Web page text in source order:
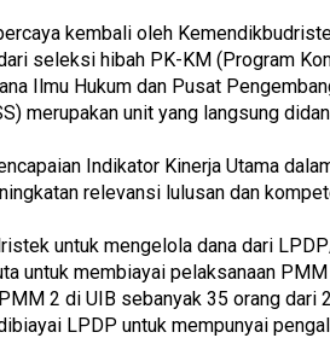
kembali oleh
seleksi hibah PK-KM (Program
Ilmu Hukum dan Pusat
merupakan unit yang langsung
Indikator Kinerja Utama
relevansi lulusan dan
untuk mengelola dana dari
untuk membiayai pelaksanaan
2 di UIB sebanyak 35 orang
LPDP untuk mempunyai